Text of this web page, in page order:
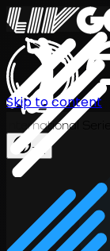
International
ZH
Skip to content